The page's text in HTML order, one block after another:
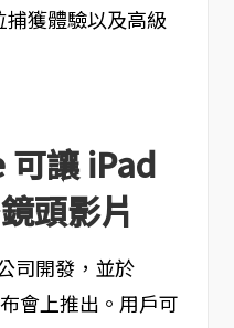
獲體驗以及高級
讓 iPad
頭影片
司開發，並於
會上推出。用戶可